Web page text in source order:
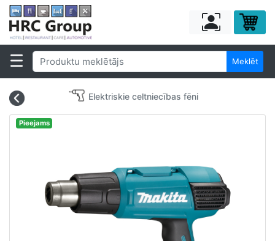
Meklēt
Elektriskie celtniecības fēni
Pieejams